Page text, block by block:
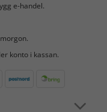
e-handel.
konto i kassan.